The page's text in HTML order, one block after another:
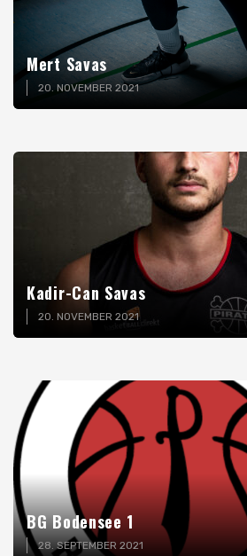
Mert Savas
20. NOVEMBER 2021
Kadir-Can Savas
20. NOVEMBER 2021
BG Bodensee 1
28. SEPTEMBER 2021